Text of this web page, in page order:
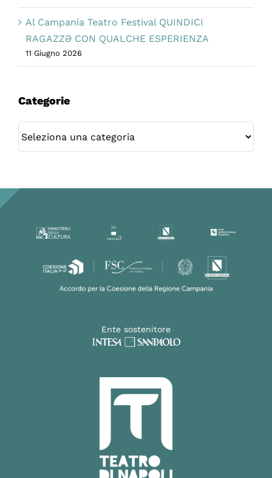
Al Campania Teatro Festival QUINDICI
RAGAZZƏ CON QUALCHE ESPERIENZA
11 Giugno 2026
Categorie
Ente sostenitore